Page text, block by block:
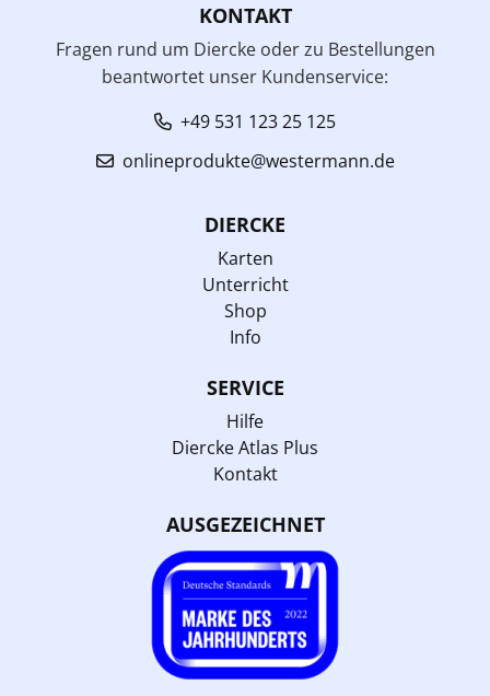
KONTAKT
Fragen rund um Diercke oder zu Bestellungen
beantwortet unser Kundenservice:
+49 531 123 25 125
onlineprodukte@westermann.de
DIERCKE
Karten
Unterricht
Shop
Info
SERVICE
Hilfe
Diercke Atlas Plus
Kontakt
AUSGEZEICHNET